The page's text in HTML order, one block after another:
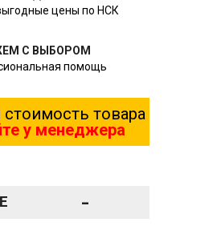
цены по НСК
С ВЫБОРОМ
помощь
товара
у менеджера
-